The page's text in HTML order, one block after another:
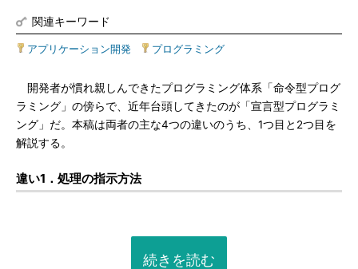
関連キーワード
アプリケーション開発 プログラミング
開発者が慣れ親しんできたプログラミング体系「命令型プログ
ラミング」の傍らで、近年台頭してきたのが「宣言型プログラミ
ング」だ。本稿は両者の主な4つの違いのうち、1つ目と2つ目を
解説する。
違い1．処理の指示方法
続きを読む